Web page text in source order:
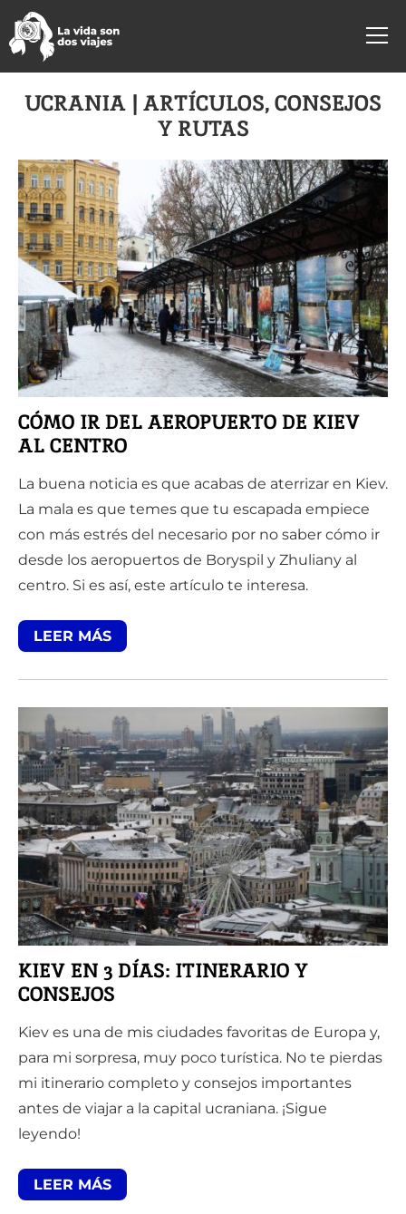
UCRANIA | ARTÍCULOS, CONSEJOS
Y RUTAS
CÓMO IR DEL AEROPUERTO DE KIEV
AL CENTRO
La buena noticia es que acabas de aterrizar en Kiev.
La mala es que temes que tu escapada empiece
con más estrés del necesario por no saber cómo ir
desde los aeropuertos de Boryspil y Zhuliany al
centro. Si es así, este artículo te interesa.
LEER MÁS
KIEV EN 3 DÍAS: ITINERARIO Y
CONSEJOS
Kiev es una de mis ciudades favoritas de Europa y,
para mi sorpresa, muy poco turística. No te pierdas
mi itinerario completo y consejos importantes
antes de viajar a la capital ucraniana. ¡Sigue
leyendo!
LEER MÁS